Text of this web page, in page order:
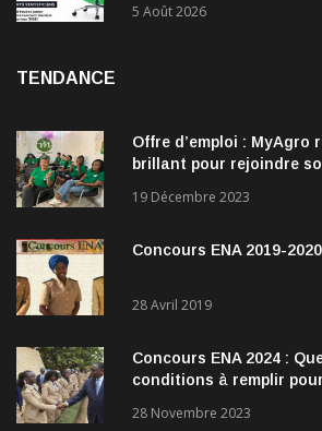
5 Août 2026
TENDANCE
Offre d’emploi : MyAgro
brillant pour rejoindre
19 Décembre 2023
Concours ENA 2019-
28 Avril 2019
Concours ENA 2024 :
conditions à remplir
28 Novembre 2023